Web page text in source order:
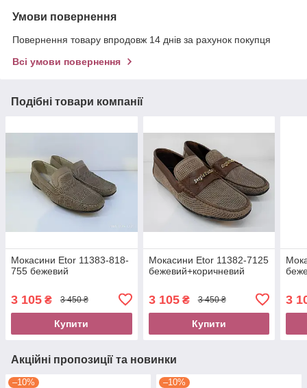
Умови повернення
Повернення товару впродовж 14 днів за рахунок покупця
Всі умови повернення
Подібні товари компанії
Мокасини Etor 11383-818-
755 бежевий
3 105 ₴ 3 450 ₴
Купити
Мокасини Etor 11382-7125
бежевий+коричневий
3 105₴ 3 450 ₴
Купити
3
Акційні пропозиції та новинки
–10% –10%